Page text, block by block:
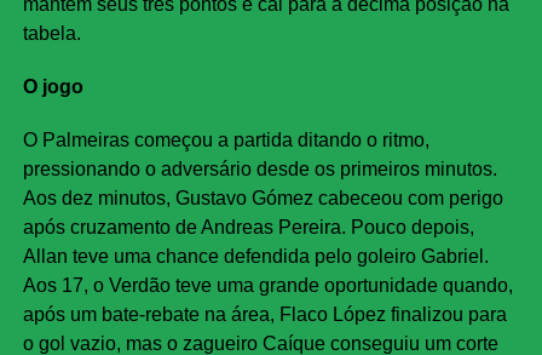
mantém seus três pontos e cai para a décima posição na
tabela.
O jogo
O Palmeiras começou a partida ditando o ritmo,
pressionando o adversário desde os primeiros minutos.
Aos dez minutos, Gustavo Gómez cabeceou com perigo
após cruzamento de Andreas Pereira. Pouco depois,
Allan teve uma chance defendida pelo goleiro Gabriel.
Aos 17, o Verdão teve uma grande oportunidade quando,
após um bate-rebate na área, Flaco López finalizou para
o gol vazio, mas o zagueiro Caíque conseguiu um corte